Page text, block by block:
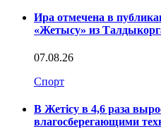
Ира отмечена в
«Жетысу» из
07.08.26
Спорт
В Жетісу в 4,6 раза
влагосберегающими